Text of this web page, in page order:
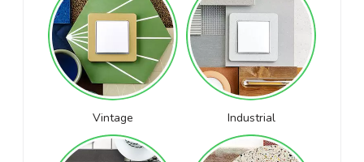
Vintage Industrial